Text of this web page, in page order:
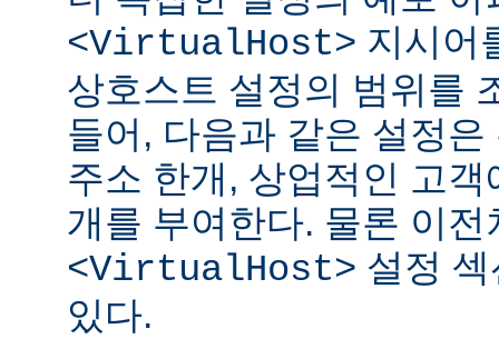
<VirtualHost> 지시어
상호스트 설정의 범위를
들어, 다음과 같은 설정
주소 한개, 상업적인 고
개를 부여한다. 물론 이전
<VirtualHost> 설정
있다.